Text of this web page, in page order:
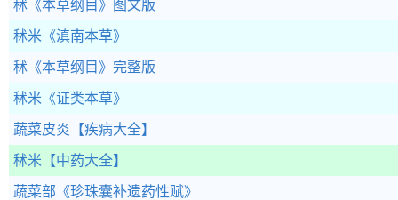
秫 《本草纲目》图文版
秫米 《滇南本草》
秫 《本草纲目》完整版
秫米 《证类本草》
蔬菜皮炎 【疾病大全】
秫米 【中药大全】
蔬菜部 《珍珠囊补遗药性赋》